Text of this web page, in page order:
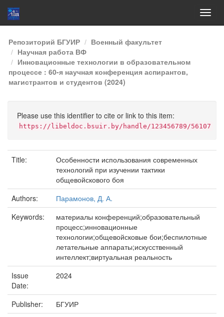
Skip
navigation
Репозиторий БГУИР
Военный факультет
Научная работа ВФ
Инновационные технологии в образовательном
процессе : 60-я научная конференция аспирантов,
магистрантов и студентов (2024)
Please use this identifier to cite or link to this item:
https://libeldoc.bsuir.by/handle/123456789/56107
Title:
Особенности использования современных
технологий при изучении тактики
общевойскового боя
Authors:
Парамонов, Д. А.
Keywords:
материалы конференций;образовательный
процесс;инновационные
технологии;общевойсковые бои;беспилотные
летательные аппараты;искусственный
интеллект;виртуальная реальность
Issue
Date:
2024
Publisher:
БГУИР